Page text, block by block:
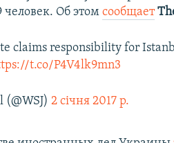
человек. Об этомсообщает
claims responsibility for
t.co/P4V4lk9mn3
(@WSJ)2 січня 2017 р.